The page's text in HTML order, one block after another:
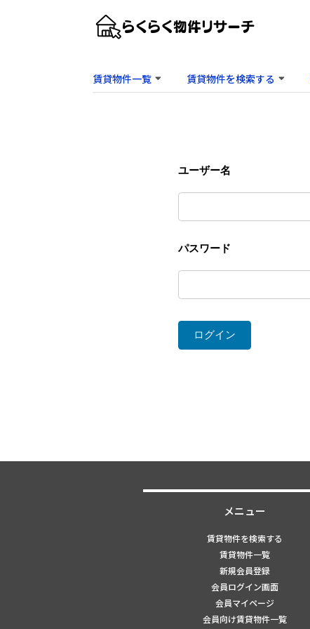
賃貸物件一覧 賃貸物件を検索する
ユーザー名
パスワード
メニュー
賃貸物件を検索する
賃貸物件一覧
新規会員登録
会員ログイン画面
会員マイページ
会員向け賃貸物件一覧